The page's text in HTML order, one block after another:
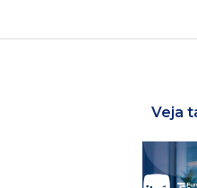
Veja